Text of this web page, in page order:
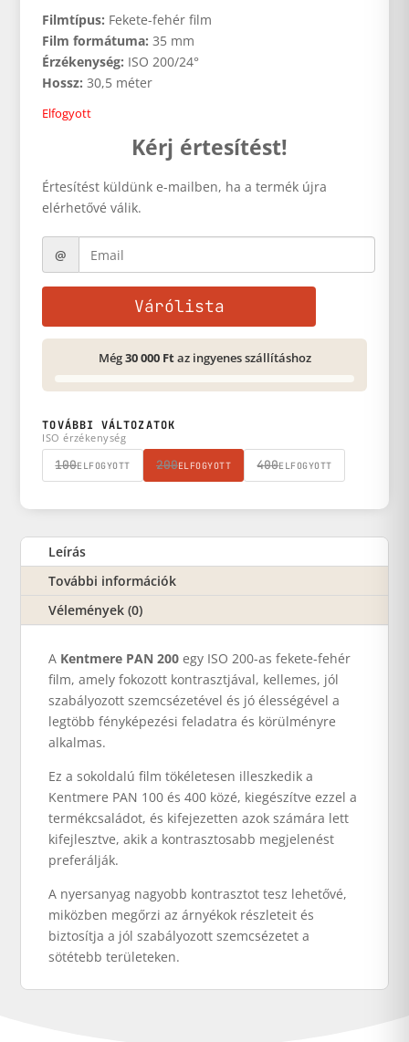
Filmtípus: Fekete-fehér film
Film formátuma: 35 mm
Érzékenység: ISO 200/24°
Hossz: 30,5 méter
Elfogyott
Kérj értesítést!
Értesítést küldünk e-mailben, ha a termék újra
elérhetővé válik.
Várólista
Még30 000 Ftaz ingyenes szállításhoz
TOVÁBBI VÁLTOZATOK
ISO érzékenység
100ELFOGYOTT 200ELFOGYOTT 400ELFOGYOTT
Leírás
További információk
Vélemények (0)
A Kentmere PAN 200 egy ISO 200-as fekete-fehér
film, amely fokozott kontrasztjával, kellemes, jól
szabályozott szemcsézetével és jó élességével a
legtöbb fényképezési feladatra és körülményre
alkalmas.
Ez a sokoldalú film tökéletesen illeszkedik a
Kentmere PAN 100 és 400 közé, kiegészítve ezzel a
termékcsaládot, és kifejezetten azok számára lett
kifejlesztve, akik a kontrasztosabb megjelenést
preferálják.
A nyersanyag nagyobb kontrasztot tesz lehetővé,
miközben megőrzi az árnyékok részleteit és
biztosítja a jól szabályozott szemcsézetet a
sötétebb területeken.